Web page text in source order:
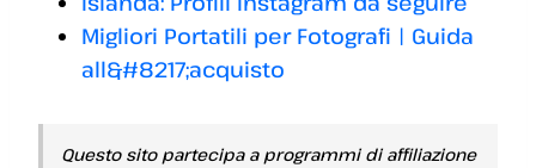
Migliori Portatili per Fotografi | Guida
all&#8217;acquisto
Questo sito partecipa a programmi di affiliazione